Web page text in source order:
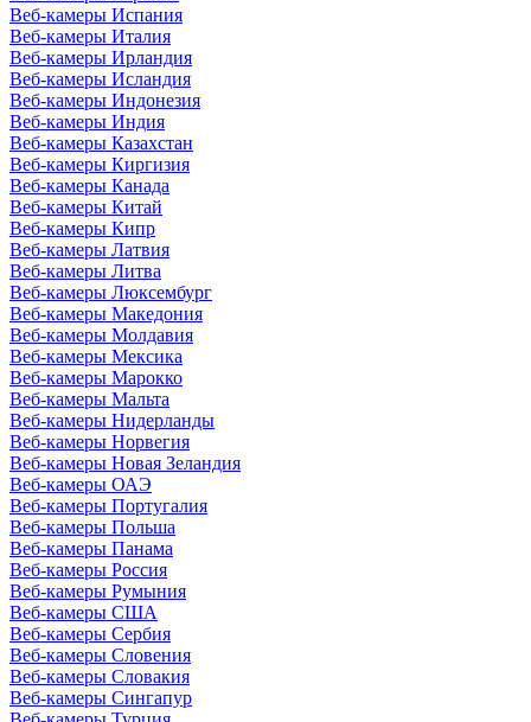
Веб-камеры Испания
Веб-камеры Италия
Веб-камеры Ирландия
Веб-камеры Исландия
Веб-камеры Индонезия
Веб-камеры Индия
Веб-камеры Казахстан
Веб-камеры Киргизия
Веб-камеры Канада
Веб-камеры Китай
Веб-камеры Кипр
Веб-камеры Латвия
Веб-камеры Литва
Веб-камеры Люксембург
Веб-камеры Македония
Веб-камеры Молдавия
Веб-камеры Мексика
Веб-камеры Марокко
Веб-камеры Мальта
Веб-камеры Нидерланды
Веб-камеры Норвегия
Веб-камеры Новая Зеландия
Веб-камеры ОАЭ
Веб-камеры Португалия
Веб-камеры Польша
Веб-камеры Панама
Веб-камеры Россия
Веб-камеры Румыния
Веб-камеры США
Веб-камеры Сербия
Веб-камеры Словения
Веб-камеры Словакия
Веб-камеры Сингапур